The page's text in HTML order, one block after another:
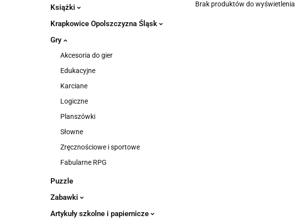
Książki
Krapkowice Opolszczyzna Śląsk
Gry
Akcesoria do gier
Edukacyjne
Karciane
Logiczne
Planszówki
Słowne
Zręcznościowe i sportowe
Fabularne RPG
Puzzle
Zabawki
Artykuły szkolne i papiernicze
Brak produktów do wyświetlenia